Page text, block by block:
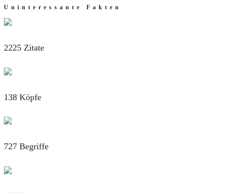
Uninteressante Fakten
2225 Zitate
138 Köpfe
727 Begriffe